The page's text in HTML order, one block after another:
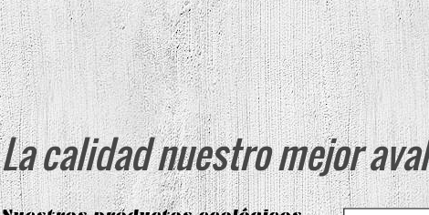
La calidad nuestro mejor aval